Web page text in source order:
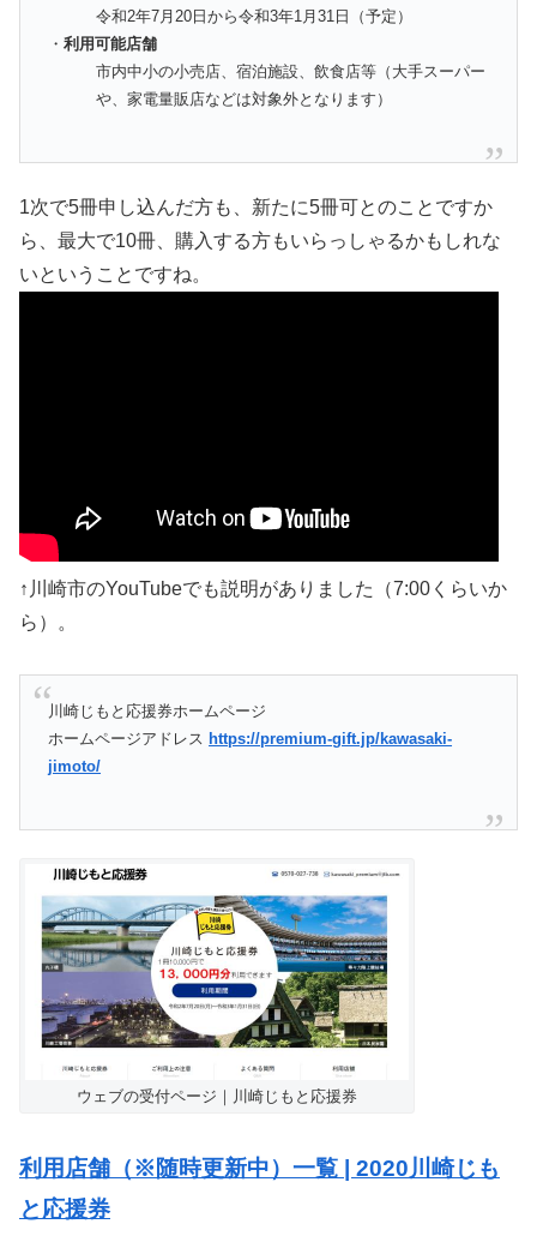
令和2年7月20日から令和3年1月31日（予定）
・利用可能店舗
市内中小の小売店、宿泊施設、飲食店等（大手スーパー
や、家電量販店などは対象外となります）
1次で5冊申し込んだ方も、新たに5冊可とのことですか
ら、最大で10冊、購入する方もいらっしゃるかもしれな
いということですね。
↑川崎市のYouTubeでも説明がありました（7:00くらいか
ら）。
川崎じもと応援券ホームページ
ホームページアドレス https://premium-gift.jp/kawasaki-
jimoto/
ウェブの受付ページ｜川崎じもと応援券
利用店舗（※随時更新中）一覧 | 2020川崎じも
と応援券